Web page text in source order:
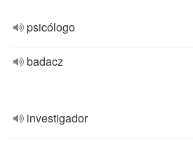
psicólogo
badacz
investigador